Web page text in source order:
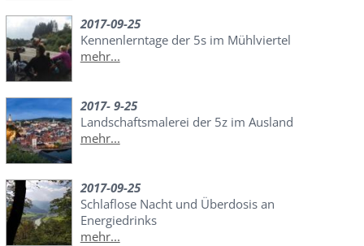
2017-09-25
Kennenlerntage der 5s im Mühlviertel
mehr...
2017- 9-25
Landschaftsmalerei der 5z im Ausland
mehr...
2017-09-25
Schlaflose Nacht und Überdosis an
Energiedrinks
mehr...